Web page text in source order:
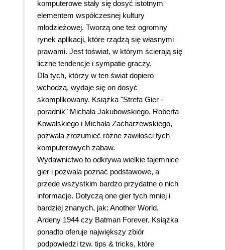
komputerowe stały się dosyć istotnym
elementem współczesnej kultury
młodzieżowej. Tworzą one też ogromny
rynek aplikacji, które rządzą się własnymi
prawami. Jest toświat, w którym ścierają się
liczne tendencje i sympatie graczy.
Dla tych, którzy w ten świat dopiero
wchodzą, wydaje się on dosyć
skomplikowany. Książka "Strefa Gier -
poradnik" Michała Jakubowskiego, Roberta
Kowalskiego i Michała Zacharzewskiego,
pozwala zrozumieć różne zawiłości tych
komputerowych zabaw.
Wydawnictwo to odkrywa wielkie tajemnice
gier i pozwala poznać podstawowe, a
przede wszystkim bardzo przydatne o nich
informacje. Dotyczą one gier tych mniej i
bardziej znanych, jak: Another World,
Ardeny 1944 czy Batman Forever. Książka
ponadto oferuje największy zbiór
podpowiedzi tzw. tips & tricks, które